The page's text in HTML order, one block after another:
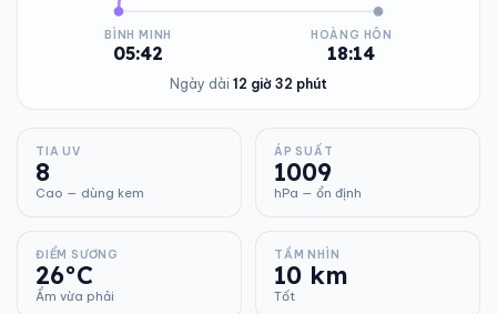
BÌNH MINH
05:42
HOÀNG HÔN
18:14
Ngày dài 12 giờ 32 phút
TIA UV
8
Cao — dùng kem
ÁP SUẤT
1009
hPa — ổn định
ĐIỂM SƯƠNG
26°C
Ẩm vừa phải
TẦM NHÌN
10 km
Tốt